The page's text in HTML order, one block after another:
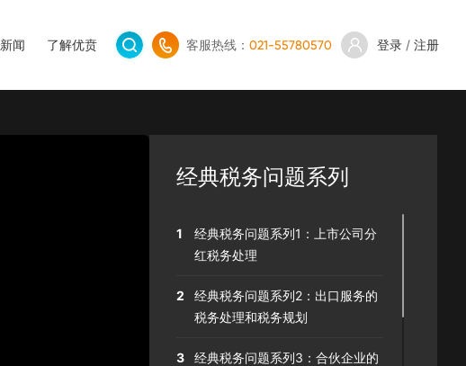
新闻 了解优贲 客服热线： 021-55780570 登录 / 注册
经典税务问题系列
1
经典税务问题系列1：上市公司分
红税务处理
2
经典税务问题系列2：出口服务的
税务处理和税务规划
3
经典税务问题系列3：合伙企业的